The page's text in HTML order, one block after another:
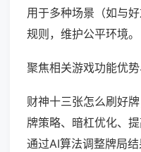
用于多种场景（如与
规则，维护公平环境。
聚焦相关游戏功能优势
财神十三张怎么刷好
牌策略、暗杠优化、
通过AI算法调整牌局结